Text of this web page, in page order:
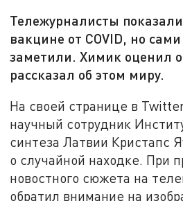
Тележурналисты
вакцине от COVID, но сами
заметили. Химик оценил
рассказал об этом миру.
На своей странице в
научный сотрудник
синтеза Латвии Кристапс
о случайной находке. При
новостного сюжета на
обратил внимание на